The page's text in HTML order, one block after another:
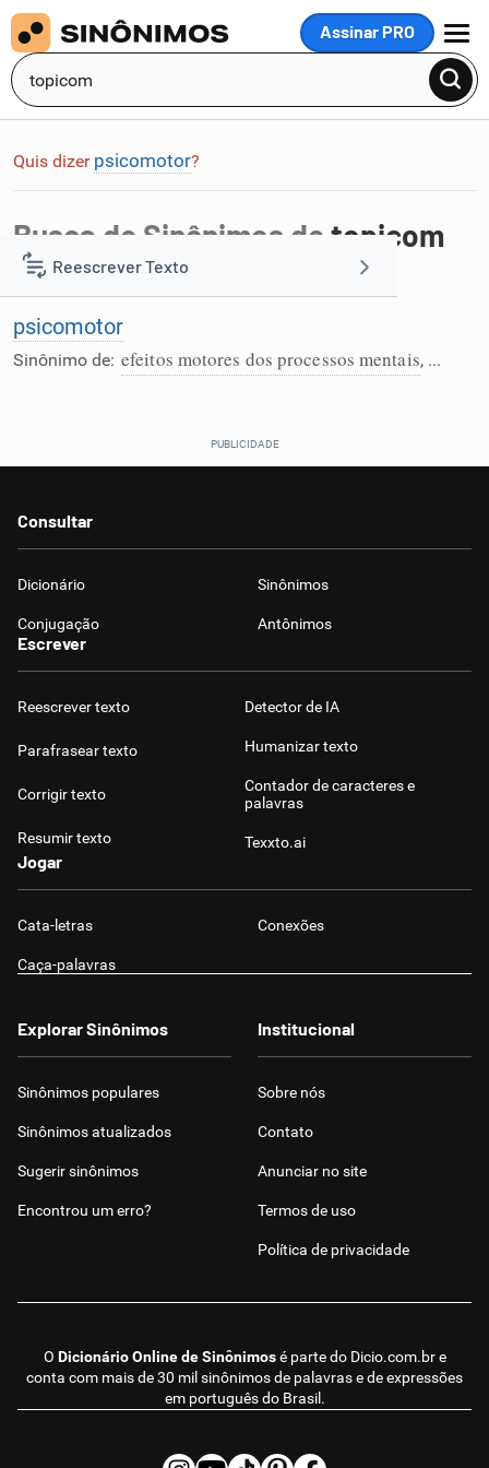
Assinar PRO
MENU
Reescrever Texto
Resumir Texto
Humanizador de IA
Cata-letras
Caça-palavras
Quis dizer psicomotor?
Busca de Sinônimos de topicom
Foi encontrada 1 palavra na busca por
psicomotor
Sinônimo de: efeitos motores dos processos mentais, ...
Consultar
Dicionário Sinônimos
Conjugação Antônimos
Escrever
Reescrever texto
Parafrasear texto
Corrigir texto
Resumir texto
Detector de IA
Humanizar texto
Contador de caracteres e
palavras
Texxto.ai
Jogar
Cata-letras Conexões
Caça-palavras
O Dicionário Online de Sinônimosé parte do Dicio.com.bre
conta com mais de 30 mil sinônimos de palavras e de expressões
em português do Brasil.
Explorar Sinônimos
Sinônimos populares
Sinônimos atualizados
Sugerir sinônimos
Encontrou um erro?
Institucional
Sobre nós
Contato
Anunciar no site
Termos de uso
Política de privacidade